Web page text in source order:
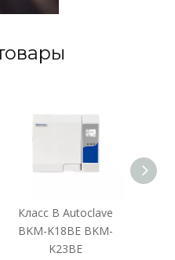
Класс B Autoclave
BKM-K18BE BKM-
K23BE